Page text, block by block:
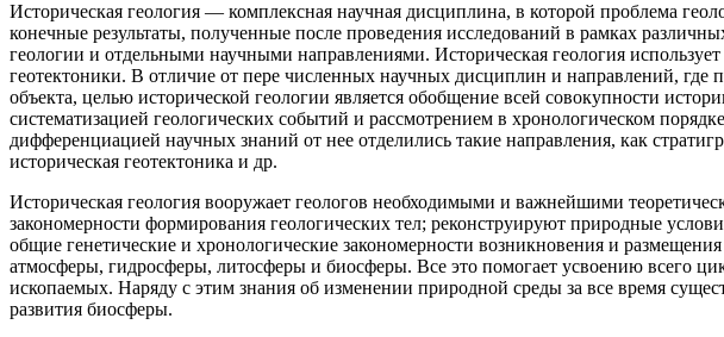
Историческая геология — комплексная научная дисциплина, в которой проблема
конечные результаты, полученные после проведения исследований в рамках
геологии и отдельными научными направлениями. Историческая геология
геотектоники. В отличие от пере численных научных дисциплин и направлений, где
объекта, целью исторической геологии является обобщение всей совокупности
систематизацией геологических событий и рассмотрением в хронологическом
дифференциацией научных знаний от нее отделились такие направления, как
историческая геотектоника и др.
Историческая геология вооружает геологов необходимыми и важнейшими
закономерности формирования геологических тел; реконструируют природные
общие генетические и хронологические закономерности возникновения и
атмосферы, гидросферы, литосферы и биосферы. Все это помогает усвоению всего
ископаемых. Наряду с этим знания об изменении природной среды за все время
развития биосферы.